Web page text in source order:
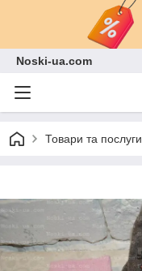
Noski-ua.com
Товари та послуги